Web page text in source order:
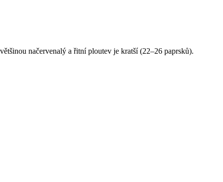
načervenalý a řitní ploutev je kratší (22–26 paprsků).